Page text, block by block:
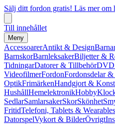
Sälj ditt fordon gratis! Läs mer om
Till innehållet
Meny
AccessoarerAntikt & Design
BarnskorBarnleksakerBiljetter &
TidningarDatorer & Tillbehör
VideofilmerFordonFordonsdelar
OptikFrimärkenHandgjort &
HushållHemelektronikHobby
SedlarSamlarsakerSkorSkönhet
FritidTelefoni, Tablets & Wearables
DatorspelVykort & BilderÖvrigt